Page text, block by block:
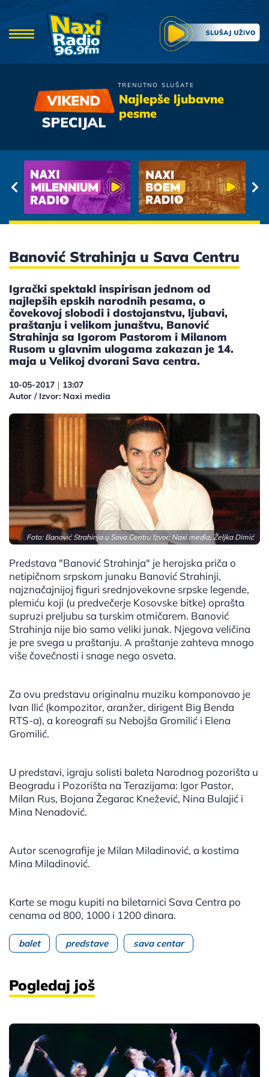
TRENUTNO SLUŠATE
Najlepše ljubavne
pesme
Prljavo Kazaliste
Banović Strahinja u Sava Centru
Igrački spektakl inspirisan jednom od
najlepših epskih narodnih pesama, o
čovekovoj slobodi i dostojanstvu, lјubavi,
praštanju i velikom junaštvu, Banović
Strahinja sa Igorom Pastorom i Milanom
Rusom u glavnim ulogama zakazan je 14.
maja u Velikoj dvorani Sava centra.
10-05-2017 | 13:07
Autor / Izvor: Naxi media
Foto: Banović Strahinja u Sava Centru Izvor: Naxi media, Željka Dimić
Predstava "Banović Strahinja" je herojska priča o
netipičnom srpskom junaku Banović Strahinji,
najznačajnijoj figuri srednjovekovne srpske legende,
plemiću koji (u predvečerje Kosovske bitke) oprašta
supruzi prelјubu sa turskim otmičarem. Banović
Strahinja nije bio samo veliki junak. Nјegova veličina
je pre svega u praštanju. A praštanje zahteva mnogo
više čovečnosti i snage nego osveta.
Za ovu predstavu originalnu muziku komponovao je
Ivan Ilić (kompozitor, aranžer, dirigent Big Benda
RTS-a), a koreografi su Nebojša Gromilić i Elena
Gromilić.
U predstavi, igraju solisti baleta Narodnog pozorišta u
Beogradu i Pozorišta na Terazijama: Igor Pastor,
Milan Rus, Bojana Žegarac Knežević, Nina Bulajić i
Mina Nenadović.
Autor scenografije je Milan Miladinović, a kostima
Mina Miladinović.
Karte se mogu kupiti na biletarnici Sava Centra po
cenama od 800, 1000 i 1200 dinara.
balet predstave sava centar
Pogledaj još